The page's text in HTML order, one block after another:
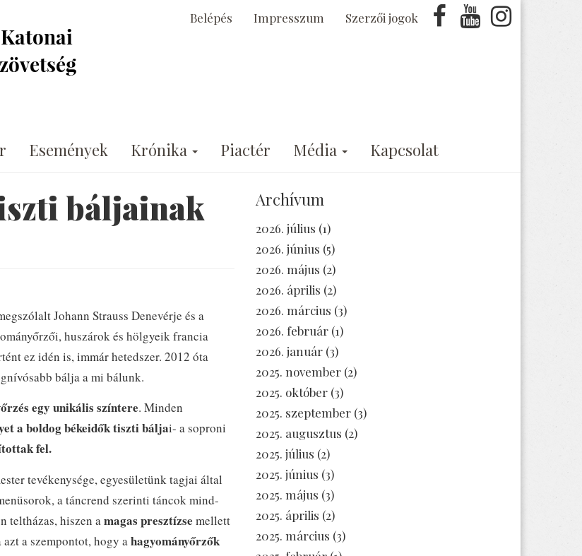
Belépés Impresszum Szerzői jogok
Események Krónika Piactér Média Kapcsolat
báljainak
Johann Strauss Denevérje és a
huszárok és hölgyeik francia
ez idén is, immár hetedszer. 2012 óta
bálja a mi bálunk.
egy unikális színtere. Minden
a boldog békeidők tiszti báljai- a soproni
fel.
tevékenysége, egyesületünk tagjai által
a táncrend szerinti táncok mind-
teltházas, hiszen a magas presztízse mellett
a szempontot, hogy a hagyományőrzők
Archívum
2026. július (1)
2026. június (5)
2026. május (2)
2026. április (2)
2026. március (3)
2026. február (1)
2026. január (3)
2025. november (2)
2025. október (3)
2025. szeptember (3)
2025. augusztus (2)
2025. július (2)
2025. június (3)
2025. május (3)
2025. április (2)
2025. március (3)